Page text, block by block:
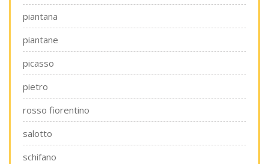
piantana
piantane
picasso
pietro
rosso fiorentino
salotto
schifano